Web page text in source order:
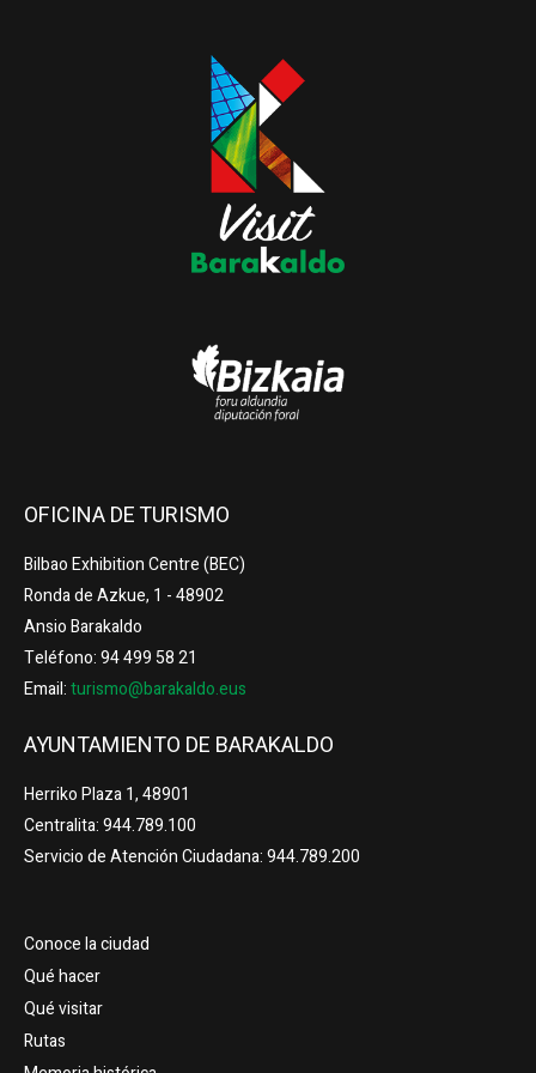
OFICINA DE TURISMO
Bilbao Exhibition Centre (BEC)
Ronda de Azkue, 1 - 48902
Ansio Barakaldo
Teléfono: 94 499 58 21
Email:turismo@barakaldo.eus
AYUNTAMIENTO DE BARAKALDO
Herriko Plaza 1, 48901
Centralita: 944.789.100
Servicio de Atención Ciudadana: 944.789.200
Conoce la ciudad
Qué hacer
Qué visitar
Rutas